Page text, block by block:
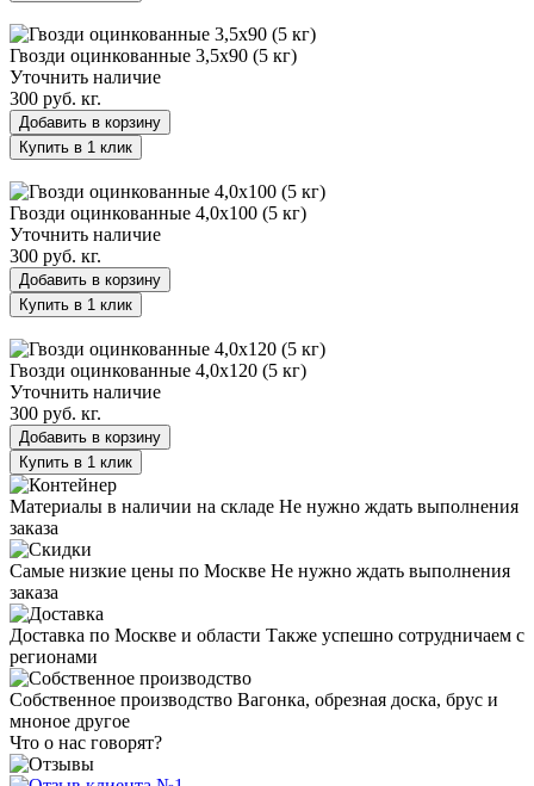
Гвозди оцинкованные 3,5х90 (5 кг)
Уточнить наличие
300 руб. кг.
Добавить в корзину
Купить в 1 клик
Гвозди оцинкованные 4,0х100 (5 кг)
Уточнить наличие
300 руб. кг.
Добавить в корзину
Купить в 1 клик
Гвозди оцинкованные 4,0х120 (5 кг)
Уточнить наличие
300 руб. кг.
Добавить в корзину
Купить в 1 клик
Материалы в наличии на складе Не нужно ждать выполнения
заказа
Самые низкие цены по Москве Не нужно ждать выполнения
заказа
Доставка по Москве и области Также успешно сотрудничаем с
регионами
Собственное производство Вагонка, обрезная доска, брус и
мноное другое
Что о нас говорят?